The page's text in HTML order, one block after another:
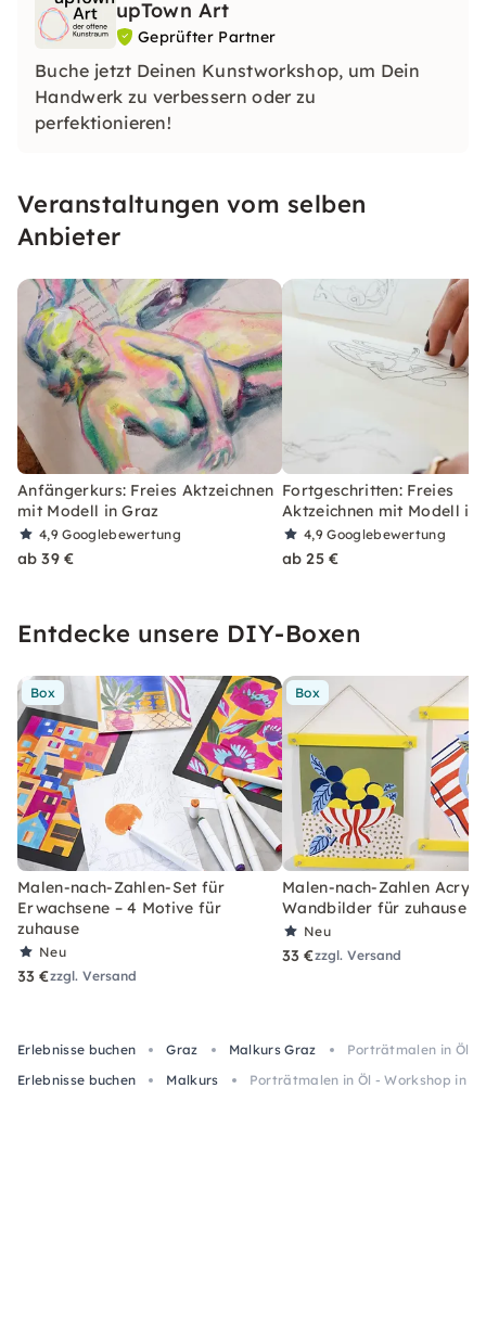
upTown Art
Geprüfter Partner
Buche jetzt Deinen Kunstworkshop, um Dein
Handwerk zu verbessern oder zu
perfektionieren!
Veranstaltungen vom selben
Anbieter
Anfängerkurs: Freies Aktzeichnen
mit Modell in Graz
4,9Googlebewertung
ab 39 €
Fortgeschritten: Freies
Aktzeichnen mit Modell in
4,9Googlebewertung
ab 25 €
Entdecke unsere DIY-Boxen
Box
Malen-nach-Zahlen-Set für
Erwachsene – 4 Motive für
zuhause
Neu
33 €zzgl. Versand
Box
Malen-nach-Zahlen Acryl-
Wandbilder für zuhause
Neu
33 €zzgl. Versand
Erlebnisse buchen Graz Malkurs Graz
Porträtmalen in Öl -
Erlebnisse buchen
Malkurs Porträtmalen in Öl - Workshop in